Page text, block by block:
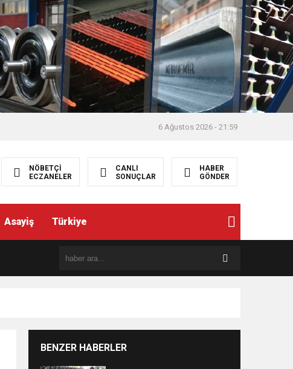
6 Ağustos 2026 - 21:59
NÖBETÇİ
ECZANELER
CANLI
SONUÇLAR
HABER
GÖNDER
Asayiş Türkiye
8:19 AKBIYIK, BAKAN DANIŞMANI EMRULLAH TAŞ’ I
BENZER HABERLER